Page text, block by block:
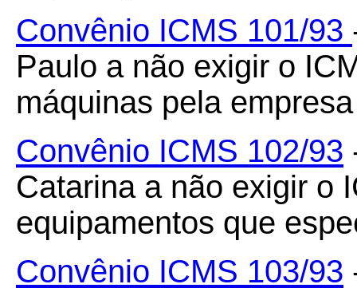
Convênio ICMS 101/93
Paulo a não exigir o
máquinas pela
Convênio ICMS 102/93
Catarina a não exigir o
equipamentos que
Convênio ICMS 103/93